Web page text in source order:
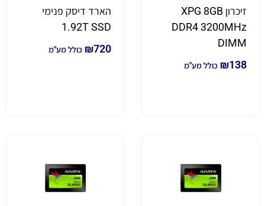
זיכרון XPG 8GB
DDR4 3200MHz
DIMM
₪138 כולל מע"מ
הארד דיסק פנימי
1.92T SSD
₪720 כולל מע"מ